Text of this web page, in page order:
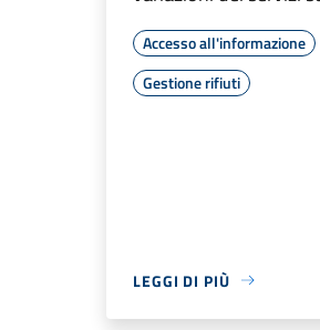
Accesso all'informazione
Gestione rifiuti
LEGGI DI PIÙ